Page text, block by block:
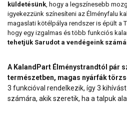
küldetésünk, hogy a legszínesebb
igyekezzünk színesíteni az Élményfalu
magaslati kötélpálya rendszer is épült a
hogy egy izgalmas és több funkciós
tehetjük Sarudot a vendégeink
A KalandPart Élménystrandtól pár
természetben, magas nyárfák
3 funkcióval rendelkezik, így 3
számára, akik szeretik, ha a talpuk